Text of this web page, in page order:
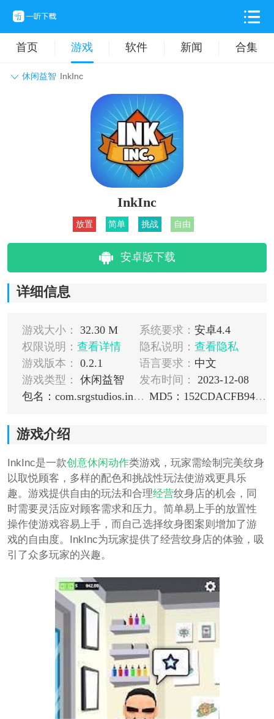
首页 游戏 软件 新闻 合集
休闲益智 InkInc
动作格斗 休闲益智
卡牌对战 音乐舞蹈
挂机养成
InkInc
放置 简单 挑战 自由
安卓版下载
详细信息
游戏大小： 32.30 M 系统要求： 安卓4.4
权限说明： 查看详情 隐私说明： 查看隐私
游戏版本：
0.2.1 语言要求： 中文
游戏类型：
休闲益智 发布时间：
2023-12-08
包名：com.srgstudios.inkinc
MD5：152CDACFB9434E65E5BB8FF45972A3D8
游戏介绍
InkInc是一款创意休闲动作类游戏，玩家需绘制完美纹身
以取悦顾客，多样的配色和挑战性玩法使游戏更具乐
趣。游戏提供自由的玩法和合理经营纹身店的机会，同
时需要灵活应对顾客需求和压力。简单易上手的放置性
操作使游戏容易上手，而自己选择纹身图案则增加了游
戏的自由度。InkInc为玩家提供了经营纹身店的体验，吸
引了众多玩家的兴趣。